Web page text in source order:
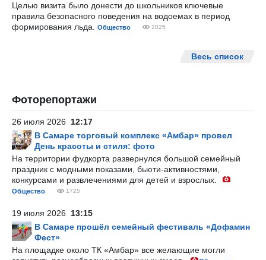
Целью визита было донести до школьников ключевые
правила безопасного поведения на водоемах в период
формирования льда.
Общество 2825
Весь список
Фоторепортажи
26 июля 2026 12:17
В Самаре торговый комплекс «Амбар» провел
День красоты и стиля: фото
На территории фудкорта развернулся большой семейный
праздник с модными показами, бьюти-активностями,
конкурсами и развлечениями для детей и взрослых.
Общество 1725
19 июля 2026 13:15
В Самаре прошёл семейный фестиваль «Дофамин
Фест»
На площадке около ТК «Амбар» все желающие могли